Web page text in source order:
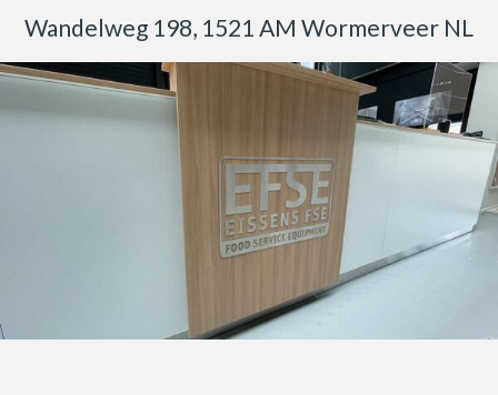
Wandelweg 198, 1521 AM Wormerveer NL